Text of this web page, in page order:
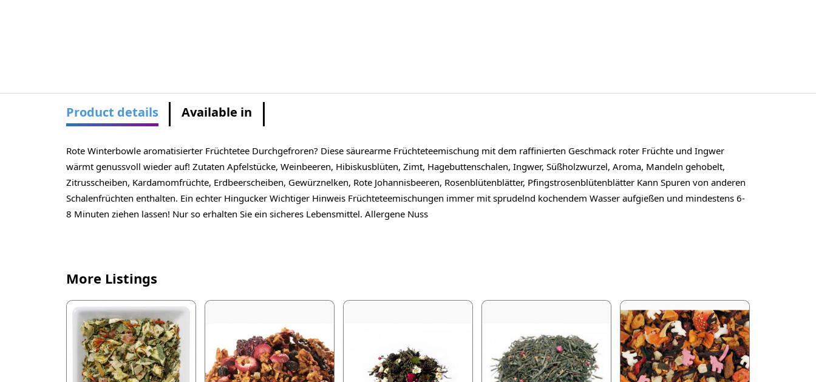
Product details Available in
Rote Winterbowle aromatisierter Früchtetee Durchgefroren? Diese säurearme Früchteteemischung mit dem raffinierten Geschmack roter Früchte und Ingwer
wärmt genussvoll wieder auf! Zutaten Apfelstücke, Weinbeeren, Hibiskusblüten, Zimt, Hagebuttenschalen, Ingwer, Süßholzwurzel, Aroma, Mandeln gehobelt,
Zitrusscheiben, Kardamomfrüchte, Erdbeerscheiben, Gewürznelken, Rote Johannisbeeren, Rosenblütenblätter, Pfingstrosenblütenblätter Kann Spuren von anderen
Schalenfrüchten enthalten. Ein echter Hingucker Wichtiger Hinweis Früchteteemischungen immer mit sprudelnd kochendem Wasser aufgießen und mindestens 6-
8 Minuten ziehen lassen! Nur so erhalten Sie ein sicheres Lebensmittel. Allergene Nuss
More Listings